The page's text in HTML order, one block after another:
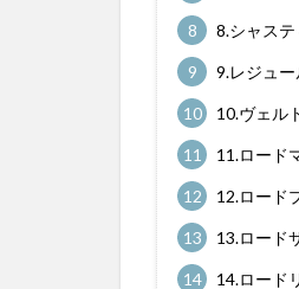
8 8.シャス
9 9.レジュ
10 10.ヴェル
11 11.ロード
12 12.ロード
13 13.ロード
14 14.ロード